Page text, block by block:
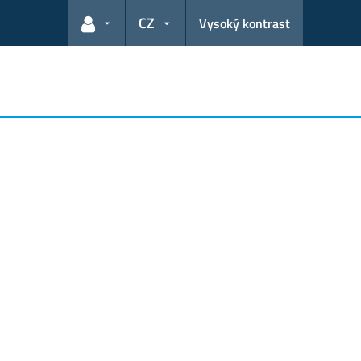
Odkazy pro uživatele
CZ Vysoký kontrast